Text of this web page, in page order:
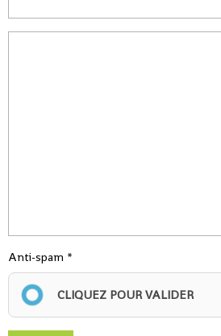
Anti-spam
CLIQUEZ POUR VALIDER